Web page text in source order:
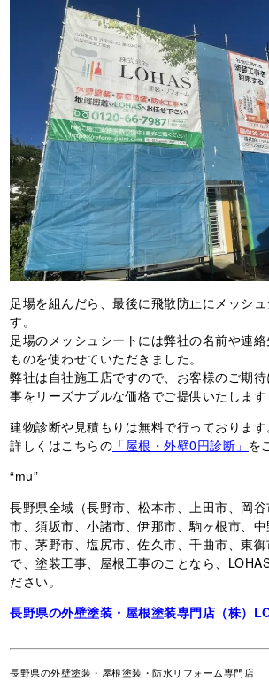
足場を組んだら、最後に飛散防止にメッシ
す。
足場のメッシュシートには弊社の名前や連
ものを使わせていただきました。
弊社は自社施工店ですので、お客様のご期
事をリーズナブルな価格でご提供いたします
建物診断や見積もりは無料で行っております
詳しくはこちらの 「屋根・外壁0円診断」 を
“mu”
長野県全域（長野市、松本市、上田市、岡
市、須坂市、小諸市、伊那市、駒ヶ根市、
市、茅野市、塩尻市、佐久市、千曲市、東御
で、塗装工事、屋根工事のことなら、
ださい。
長野県の外壁塗装・屋根塗装専門店（株）
長野県の外壁塗装・屋根塗装・防水リフォーム専門店